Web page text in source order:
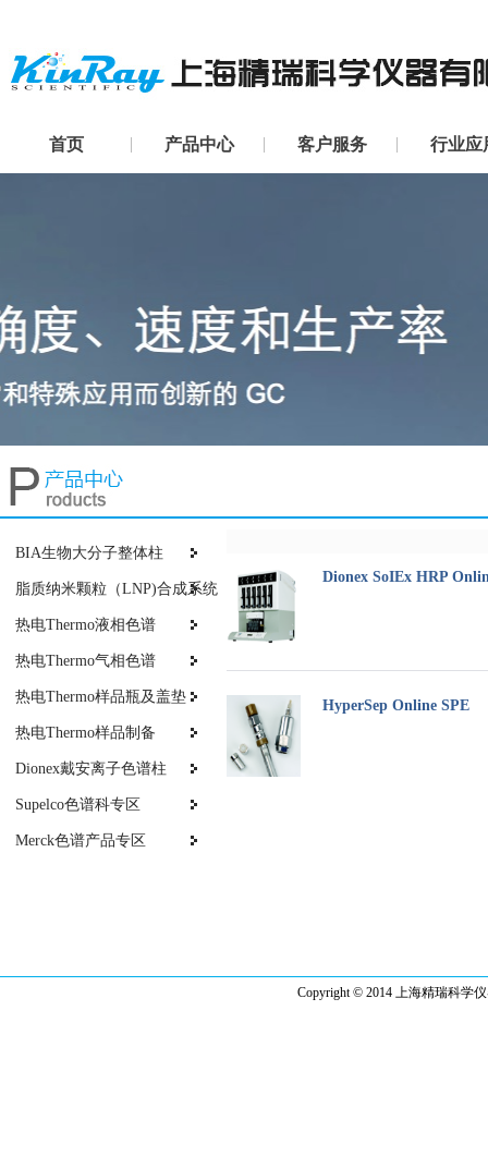
首页 产品中心 客户服务 行业应
BIA生物大分子整体柱
脂质纳米颗粒（LNP)合成系统
热电Thermo液相色谱
热电Thermo气相色谱
热电Thermo样品瓶及盖垫
热电Thermo样品制备
Dionex戴安离子色谱柱
Supelco色谱科专区
Merck色谱产品专区
Dionex SoIEx HRP
HyperSep Online SPE
Copyright © 2014 上海精瑞科学